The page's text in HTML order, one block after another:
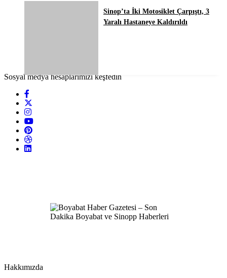
Sinop’ta İki Motosiklet Çarpıştı, 3
Yaralı Hastaneye Kaldırıldı
Sosyal medya hesaplarımızı keşfedin
Hakkımızda